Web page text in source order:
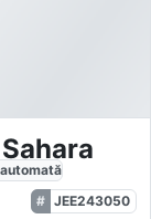
automată
JEE243050